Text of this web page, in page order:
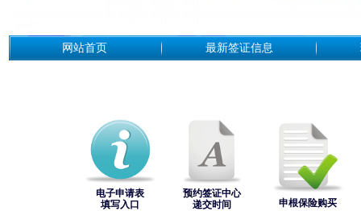
网站首页 最新签证信息
电子申请表
填写入口
预约签证中心
递交时间
申根保险购买